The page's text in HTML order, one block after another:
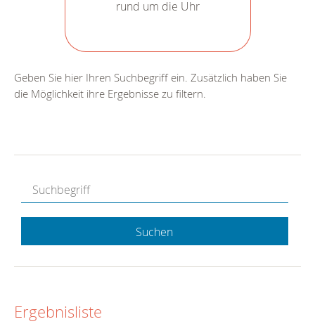
rund um die Uhr
Geben Sie hier Ihren Suchbegriff ein. Zusätzlich haben Sie
die Möglichkeit ihre Ergebnisse zu filtern.
Suchen
Ergebnisliste